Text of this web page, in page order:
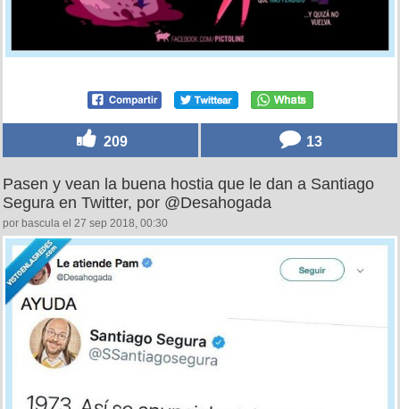
209 13
Pasen y vean la buena hostia que le dan a Santiago
Segura en Twitter, por @Desahogada
por bascula el 27 sep 2018, 00:30